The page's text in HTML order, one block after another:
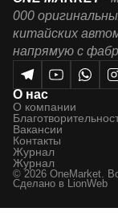
000
китайских
напрямую с
О нас
О компании
Вакансии
Контакты
Журнал
Журнал
© 2026 OneMarket.
Сделано в LionWeb